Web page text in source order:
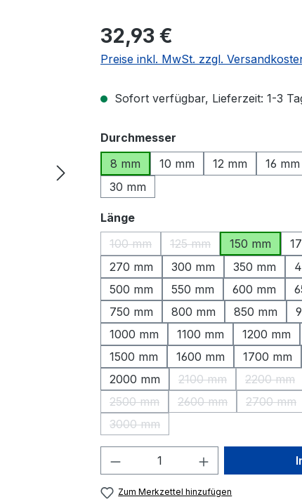
Regulärer Preis:
32,93 €
Preise inkl. MwSt. zzgl.
Sofort verfügbar, Lieferzeit: 1-3
Durchmesser
8 mm
10 mm 12 mm 16 mm
30 mm
Längeauswählen
100 mm
(Diese Option ist zurzeit nicht
125 mm
(Diese Option ist
150 mm
270 mm
300 mm 350 mm
500 mm
550 mm 600 mm
750 mm
800 mm 850 mm
1000 mm
1100 mm 1200 mm
1500 mm
1600 mm 1700 mm
2000 mm
2100 mm
(Diese Option ist
2200 mm
(Diese
2500 mm
(Diese Option ist zurzeit nicht
2600 mm
(Diese Option ist
2700 mm
(Diese
3000 mm
(Diese Option ist zurzeit nicht
Produkt Anzahl: Gib
Zum Merkzettel hinzufügen